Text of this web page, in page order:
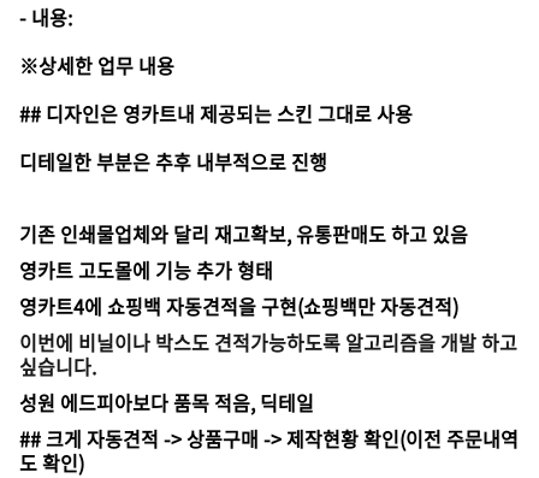
- 내용:
※상세한 업무 내용
## 디자인은 영카트내 제공되는 스킨 그대로 사용
디테일한 부분은 추후 내부적으로 진행
기존 인쇄물업체와 달리 재고확보, 유통판매도 하고 있음
영카트 고도몰에 기능 추가 형태
영카트4에 쇼핑백 자동견적을 구현(쇼핑백만 자동견적)
이번에 비닐이나 박스도 견적가능하도록 알고리즘을 개발 하고
싶습니다.
성원 에드피아보다 품목 적음, 딕테일
## 크게 자동견적 -> 상품구매 -> 제작현황 확인(이전 주문내역
도 확인)